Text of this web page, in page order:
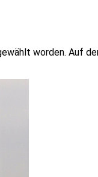
worden. Auf